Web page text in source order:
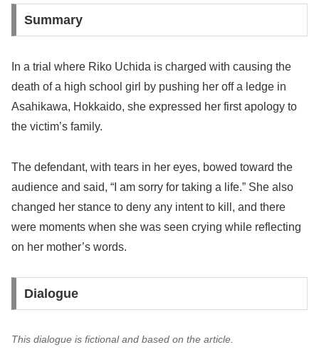
Summary
In a trial where Riko Uchida is charged with causing the
death of a high school girl by pushing her off a ledge in
Asahikawa, Hokkaido, she expressed her first apology to
the victim’s family.
The defendant, with tears in her eyes, bowed toward the
audience and said, “I am sorry for taking a life.” She also
changed her stance to deny any intent to kill, and there
were moments when she was seen crying while reflecting
on her mother’s words.
Dialogue
This dialogue is fictional and based on the article.